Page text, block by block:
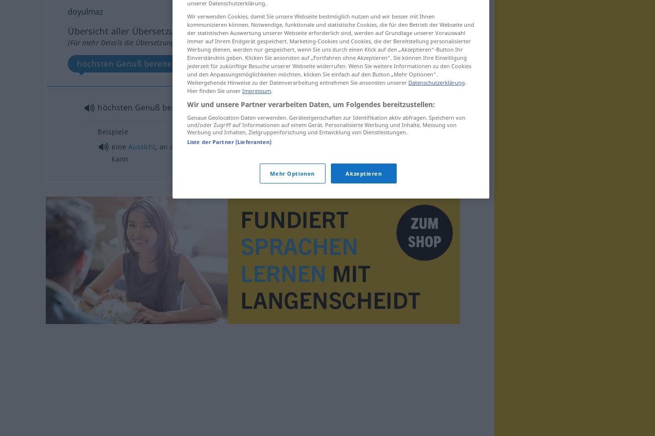
doyulmaz
Übersicht aller Übersetzungen
(Für mehr Details die Übersetzung anklicken/antippen)
höchsten Genuß bereitend
höchsten Genuß bereitend doyulmaz
Beispiele
eine Aussicht, an der man sich nicht sattsehen
kann
unserer Datenschutzerklärung.
Wir verwenden Cookies, damit Sie unsere Webseite bestmöglich nutzen und wir besser mit Ihnen
kommunizieren können. Notwendige, funktionale und statistische Cookies, die für den Betrieb der Webseite und
der statistischen Auswertung unserer Webseite erforderlich sind, werden auf Grundlage unserer Vorauswahl
immer auf Ihrem Endgerät gespeichert. Marketing-Cookies und Cookies, die der Bereitstellung personalisierter
Werbung dienen, werden nur gespeichert, wenn Sie uns durch einen Klick auf den „Akzeptieren“-Button Ihr
Einverständnis geben. Klicken Sie ansonsten auf „Fortfahren ohne Akzeptieren“. Sie können Ihre Einwilligung
jederzeit für zukünftige Besuche unserer Webseite widerrufen. Wenn Sie weitere Informationen zu den Cookies
und den Anpassungsmöglichkeiten möchten, klicken Sie einfach auf den Button „Mehr Optionen“.
Weitergehende Hinweise zu der Datenverarbeitung entnehmen Sie ansonsten unserer Datenschutzerklärung.
Hier finden Sie unser Impressum.
Wir und unsere Partner verarbeiten Daten, um Folgendes bereitzustellen:
Genaue Geolocation-Daten verwenden. Geräteeigenschaften zur Identifikation aktiv abfragen. Speichern von
und/oder Zugriff auf Informationen auf einem Gerät. Personalisierte Werbung und Inhalte, Messung von
Werbung und Inhalten, Zielgruppenforschung und Entwicklung von Dienstleistungen.
Liste der Partner (Lieferanten)
Mehr Optionen Akzeptieren